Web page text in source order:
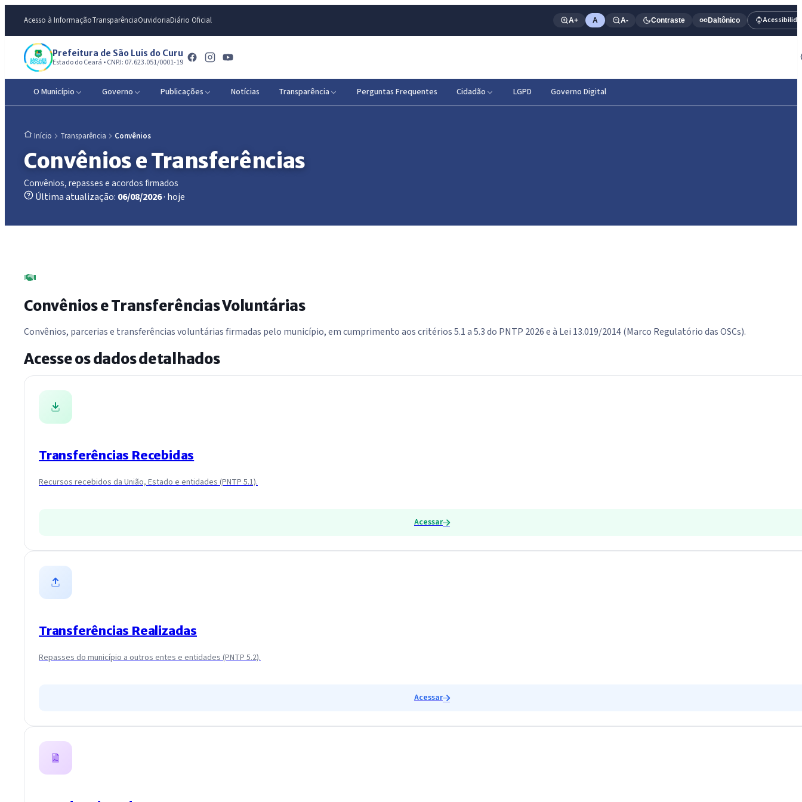
Acesso à InformaçãoTransparênciaOuvidoriaDiário Oficial A+ A A- Contraste Daltônico
Prefeitura de São Luis do Curu
Estado do Ceará • CNPJ: 07.623.051/0001-19
O Município Governo Publicações Notícias Transparência Perguntas Frequentes Cidadão LGPD Governo Digital
Início Transparência Convênios
Convênios e Transferências
Convênios, repasses e acordos firmados
Última atualização: 06/08/2026· hoje
Convênios e Transferências Voluntárias
Convênios, parcerias e transferências voluntárias firmadas pelo município, em cumprimento aos critérios 5.1 a 5.3 do PNTP 2026 e à Lei 13.019/2014 (Marco Regulatório das OSCs).
Acesse os dados detalhados
Transferências Recebidas
Recursos recebidos da União, Estado e entidades (PNTP 5.1).
Acessar
Transferências Realizadas
Repasses do município a outros entes e entidades (PNTP 5.2).
Acessar